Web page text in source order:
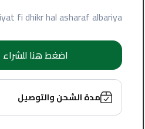
fi dhikr hal asharaf albariya
اضغط هنا للشراء
مدة الشحن والتوصيل